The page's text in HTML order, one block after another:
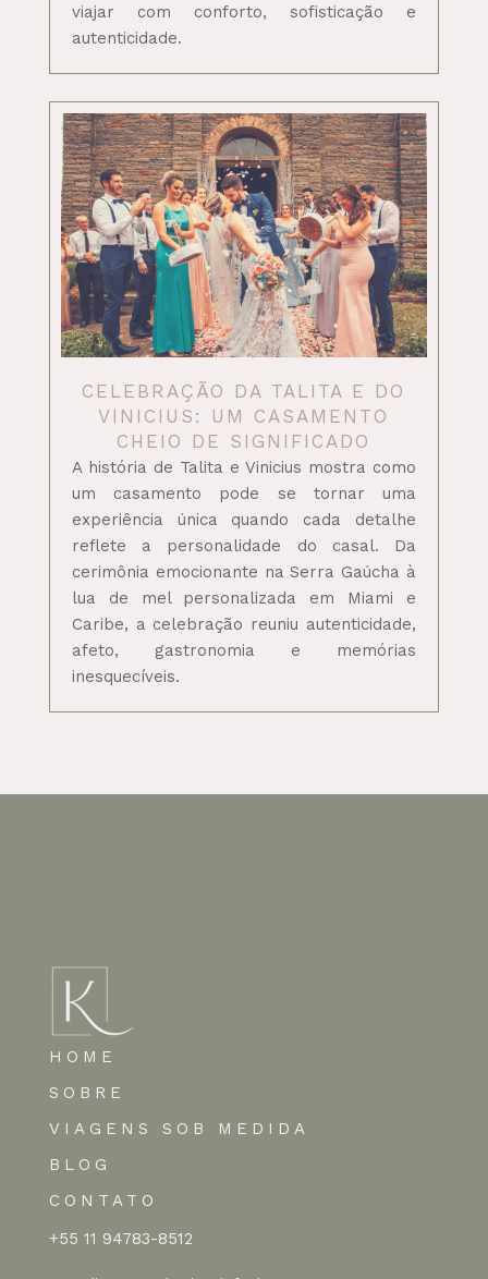
viajar com conforto, sofisticação e
autenticidade.
CELEBRAÇÃO DA TALITA E DO
VINICIUS: UM CASAMENTO
CHEIO DE SIGNIFICADO
A história de Talita e Vinicius mostra como
um casamento pode se tornar uma
experiência única quando cada detalhe
reflete a personalidade do casal. Da
cerimônia emocionante na Serra Gaúcha à
lua de mel personalizada em Miami e
Caribe, a celebração reuniu autenticidade,
afeto, gastronomia e memórias
inesquecíveis.
HOME
SOBRE
VIAGENS SOB MEDIDA
BLOG
CONTATO
+55 11 94783-8512